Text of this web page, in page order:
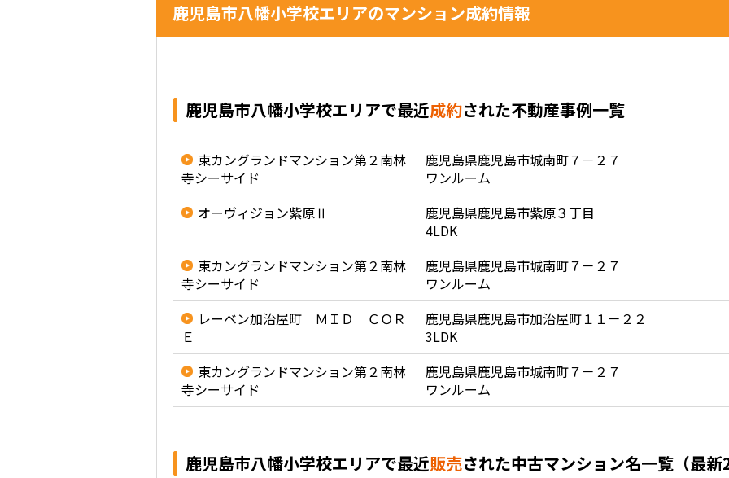
鹿児島市八幡小学校エリアのマンション成約情報
鹿児島市八幡小学校エリアで最近成約された不動産事例一覧
東カングランドマンション第２南林
寺シーサイド
鹿児島県鹿児島市城南町７－２７
ワンルーム
オーヴィジョン紫原Ⅱ
鹿児島県鹿児島市紫原３丁目
4LDK
東カングランドマンション第２南林
寺シーサイド
鹿児島県鹿児島市城南町７－２７
ワンルーム
レーベン加治屋町 ＭＩＤ ＣＯＲ
Ｅ
鹿児島県鹿児島市加治屋町１１－２２
3LDK
東カングランドマンション第２南林
寺シーサイド
鹿児島県鹿児島市城南町７－２７
ワンルーム
鹿児島市八幡小学校エリアで最近販売された中古マンション名一覧（最